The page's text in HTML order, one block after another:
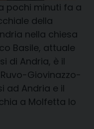
pochi minuti fa a
della
nella chiesa
Basile, attuale
di Andria, è il
Giovinazzo-
ad Andria e il
a Molfetta lo